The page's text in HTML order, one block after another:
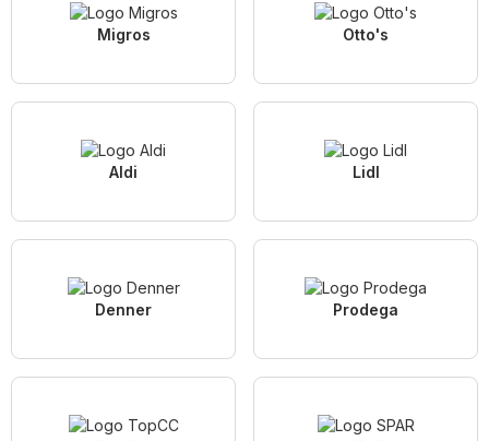
Migros Otto's
Aldi Lidl
Denner Prodega